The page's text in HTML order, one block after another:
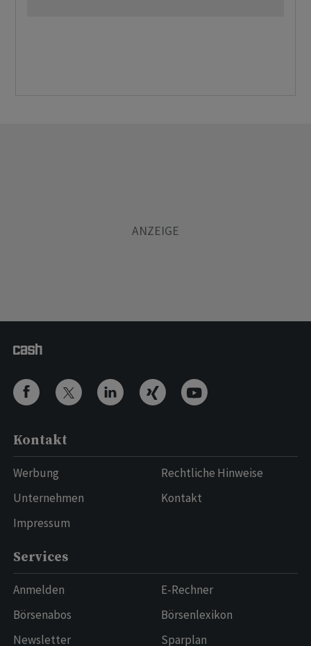
Kontakt
Werbung
Unternehmen
Impressum
Rechtliche Hinweise
Kontakt
Services
Anmelden
Börsenabos
Newsletter
E-Rechner
Börsenlexikon
Sparplan